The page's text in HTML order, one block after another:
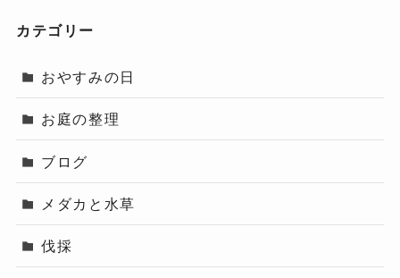
カテゴリー
おやすみの日
お庭の整理
ブログ
メダカと水草
伐採